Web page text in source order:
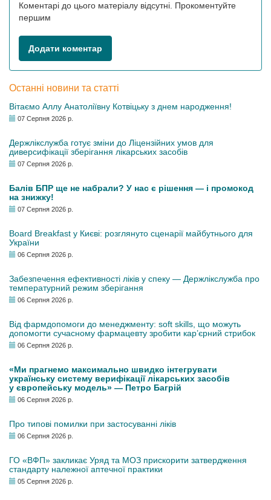
Коментарі до цього матеріалу відсутні. Прокоментуйте
першим
Додати коментар
Останні новини та статті
Вітаємо Аллу Анатоліївну Котвіцьку з днем народження!
07 Серпня 2026 р.
Держлікслужба готує зміни до Ліцензійних умов для
диверсифікації зберігання лікарських засобів
07 Серпня 2026 р.
Балів БПР ще не набрали? У нас є рішення — і промокод
на знижку!
07 Серпня 2026 р.
Board Breakfast у Києві: розглянуто сценарії майбутнього для
України
06 Серпня 2026 р.
Забезпечення ефективності ліків у спеку — Держлікслужба про
температурний режим зберігання
06 Серпня 2026 р.
Від фармдопомоги до менеджменту: soft skills, що можуть
допомогти сучасному фармацевту зробити кар’єрний стрибок
06 Серпня 2026 р.
«Ми прагнемо максимально швидко інтегрувати
українську систему верифікації лікарських засобів
у європейську модель» — Петро Багрій
06 Серпня 2026 р.
Про типові помилки при застосуванні ліків
06 Серпня 2026 р.
ГО «ВФП» закликає Уряд та МОЗ прискорити затвердження
стандарту належної аптечної практики
05 Серпня 2026 р.